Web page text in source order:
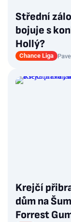
Střední
bojuje s
Hollý?
Chance Liga
Krejčí
dům na
Forrest